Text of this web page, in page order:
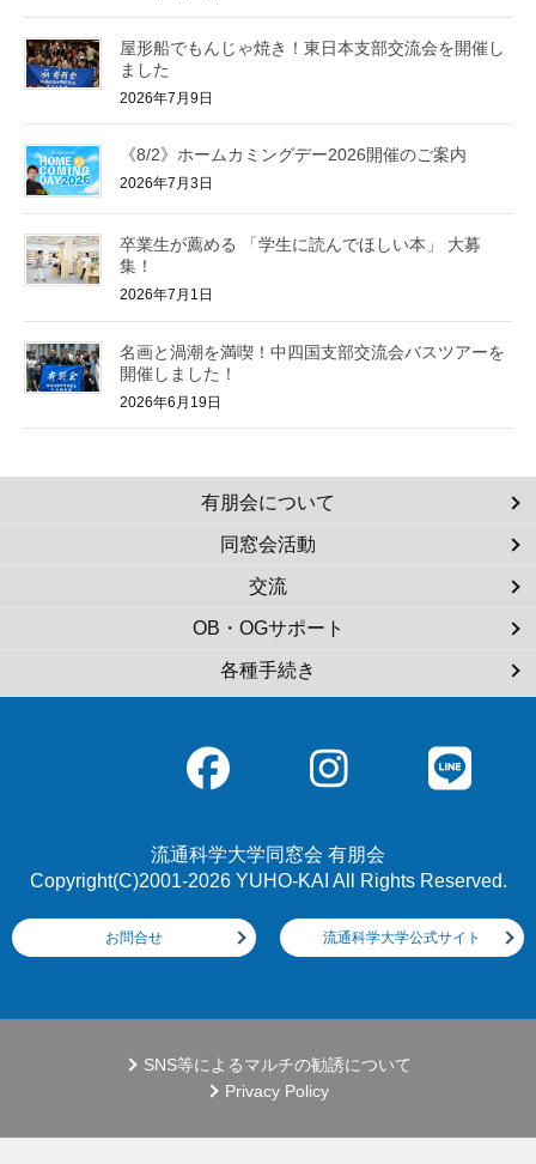
屋形船でもんじゃ焼き！東日本支部交流会を開催し
ました
2026年7月9日
《8/2》ホームカミングデー2026開催のご案内
2026年7月3日
卒業生が薦める 「学生に読んでほしい本」 大募
集！
2026年7月1日
名画と渦潮を満喫！中四国支部交流会バスツアーを
開催しました！
2026年6月19日
有朋会について
同窓会活動
交流
OB・OGサポート
各種手続き
流通科学大学同窓会 有朋会
Copyright(C)2001-2026 YUHO-KAI All Rights Reserved.
お問合せ 流通科学大学公式サイト
SNS等によるマルチの勧誘について
Privacy Policy